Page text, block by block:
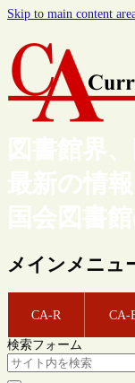
Skip to main content
図書館界
最新の情
国会図書
メインメニュ
CA-R CA-
検索フォーム